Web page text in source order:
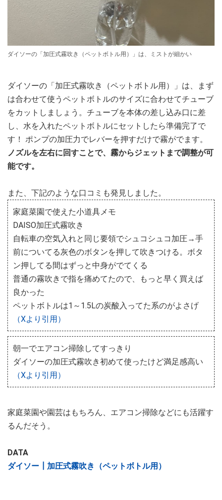
ダイソーの「加圧式霧吹き（ペットボトル用）」は、ミストが細かい
ダイソーの「加圧式霧吹き（ペットボトル用）」は、まず
は合わせて使うペットボトルのサイズに合わせてチューブ
をカットしましょう。チューブを本体の差し込み口に差
し、水を入れたペットボトルにセットしたら準備完了で
す！ ポンプの加圧力でレバーを押すだけで霧がでます。
ノズルを左右に回すことで、霧からジェットまで調整が可
能です。
また、下記のような口コミも発見しました。
家庭菜園で使えた小道具メモ
DAISO加圧式霧吹き
自転車の空気入れと同じ要領でシュコシュコ加圧→手
前についてる灰色のボタンを押して吹きつける。ボタ
ン押してる間はずっと中身がでてくる
普通の霧吹きで指を痛めてたので、もっと早く買えば
良かった
ペットボトルは1～1.5Lの炭酸入ってた系のがよさげ
（Xより引用）
朝一でエアコン掃除してすっきり
ダイソーの加圧式霧吹き初めて使ったけど満足感高い
（Xより引用）
家庭菜園や園芸はもちろん、エアコン掃除などにも活躍す
るんだそう。
DATA
ダイソー┃加圧式霧吹き（ペットボトル用）